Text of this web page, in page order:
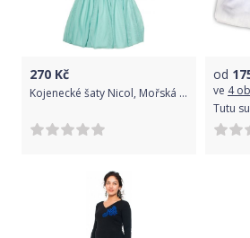
270 Kč
Kojenecké šaty Nicol, Mořská víla - zeleno/bílé, vel. 68
od
ve 4